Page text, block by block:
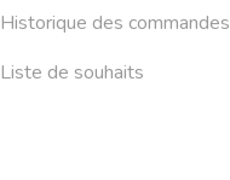
Historique des commandes
Liste de souhaits